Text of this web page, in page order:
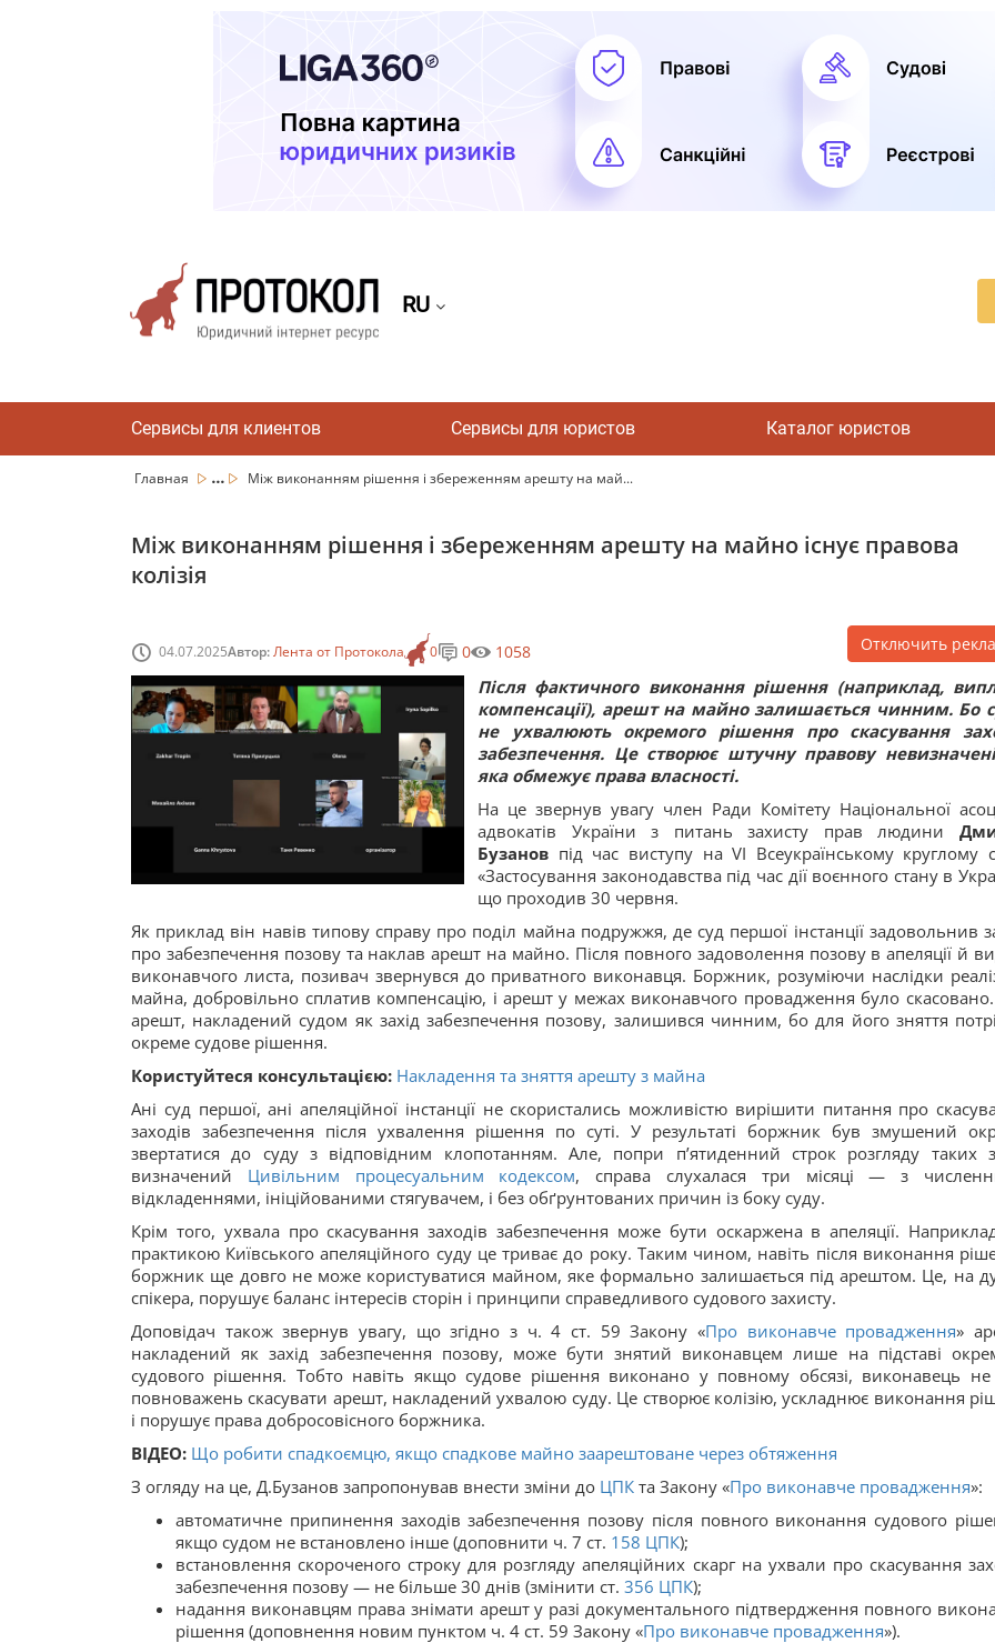
RU
Сервисы для клиентов Сервисы для юристов Каталог юристов
Главная ... Між виконанням рішення і збереженням арешту на май...
Між виконанням рішення і збереженням арешту на майно існує правова
колізія
04.07.2025Автор:Лента от Протокола 0 0 1058 Отключить
Після фактичного виконання рішення (наприклад,
компенсації), арешт на майно залишається чинним. Бо
не ухвалюють окремого рішення про скасування
забезпечення. Це створює штучну правову
яка обмежує права власності.
На це звернув увагу член Ради Комітету Національної
адвокатів України з питань захисту прав людини
Бузанов під час виступу на VI Всеукраїнському круглому
«Застосування законодавства під час дії воєнного стану в
що проходив 30 червня.
Як приклад він навів типову справу про поділ майна подружжя, де суд першої інстанції задовольнив
про забезпечення позову та наклав арешт на майно. Після повного задоволення позову в апеляції й
виконавчого листа, позивач звернувся до приватного виконавця. Боржник, розуміючи наслідки
майна, добровільно сплатив компенсацію, і арешт у межах виконавчого провадження було
арешт, накладений судом як захід забезпечення позову, залишився чинним, бо для його зняття
окреме судове рішення.
Користуйтеся консультацією: Накладення та зняття арешту з майна
Ані суд першої, ані апеляційної інстанції не скористались можливістю вирішити питання про
заходів забезпечення після ухвалення рішення по суті. У результаті боржник був змушений
звертатися до суду з відповідним клопотанням. Але, попри п’ятиденний строк розгляду таких
визначений Цивільним процесуальним кодексом, справа слухалася три місяці — з
відкладеннями, ініційованими стягувачем, і без обґрунтованих причин із боку суду.
Крім того, ухвала про скасування заходів забезпечення може бути оскаржена в апеляції.
практикою Київського апеляційного суду це триває до року. Таким чином, навіть після виконання
боржник ще довго не може користуватися майном, яке формально залишається під арештом. Це, на
спікера, порушує баланс інтересів сторін і принципи справедливого судового захисту.
Доповідач також звернув увагу, що згідно з ч. 4 ст. 59 Закону «Про виконавче провадження»
накладений як захід забезпечення позову, може бути знятий виконавцем лише на підставі
судового рішення. Тобто навіть якщо судове рішення виконано у повному обсязі, виконавець
повноважень скасувати арешт, накладений ухвалою суду. Це створює колізію, ускладнює виконання
і порушує права добросовісного боржника.
ВІДЕО: Що робити спадкоємцю, якщо спадкове майно заарештоване через обтяження
З огляду на це, Д.Бузанов запропонував внести зміни до ЦПК та Закону «Про виконавче провадження»:
автоматичне припинення заходів забезпечення позову після повного виконання судового
якщо судом не встановлено інше (доповнити ч. 7 ст. 158 ЦПК);
встановлення скороченого строку для розгляду апеляційних скарг на ухвали про скасування
забезпечення позову — не більше 30 днів (змінити ст. 356 ЦПК);
надання виконавцям права знімати арешт у разі документального підтвердження повного
рішення (доповнення новим пунктом ч. 4 ст. 59 Закону «Про виконавче провадження»).